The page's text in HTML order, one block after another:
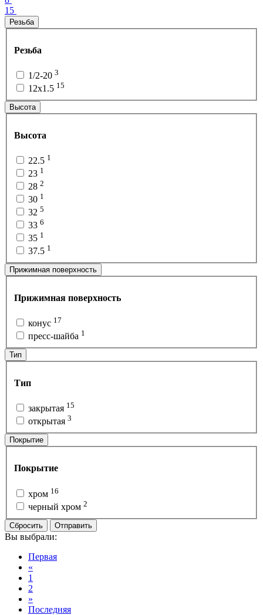
15
Резьба
Резьба
1/2-20 3
12x1.5 15
Высота
Высота
22.5 1
23 1
28 2
30 1
32 5
33 6
35 1
37.5 1
Прижимная поверхность
Прижимная поверхность
конус 17
пресс-шайба 1
Тип
Тип
закрытая 15
открытая 3
Покрытие
Покрытие
хром 16
черный хром 2
Сбросить Отправить
Вы выбрали:
Первая
«
1
2
»
Последняя